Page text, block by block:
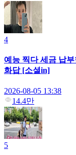
4
예능 찍다 세금 납
화답 [소셜in]
2026-08-05 13:38
14.4만
5